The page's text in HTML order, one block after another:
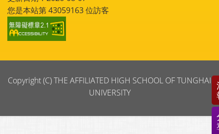
您是本站第43059163位訪客
Copyright (C) THE AFFILIATED HIGH SCHOOL OF TUNGHAI
UNIVERSITY